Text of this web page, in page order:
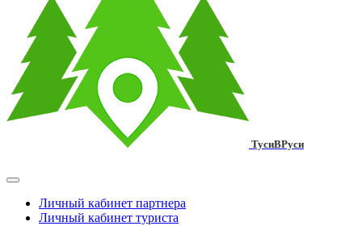
ТусиВРуси
Личный кабинет партнера
Личный кабинет туриста